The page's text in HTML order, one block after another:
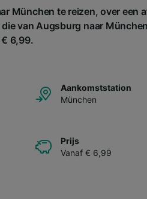
München te reizen, over een
van Augsburg naar
6,99.
Aankomststation
München
Prijs
Vanaf € 6,99